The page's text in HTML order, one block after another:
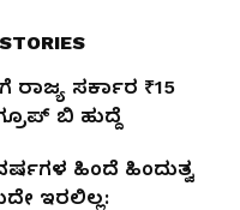
ರಾಜ್ಯ ಸರ್ಕಾರ ₹15
ಬಿ ಹುದ್ದೆ
ಹಿಂದೆ ಹಿಂದುತ್ವ
ಇರಲಿಲ್ಲ: